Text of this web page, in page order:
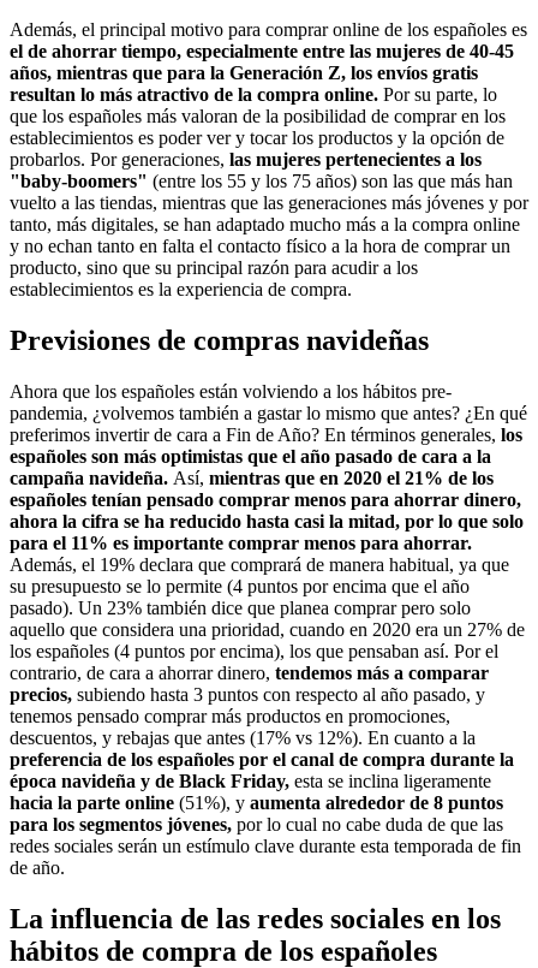
Además, el principal motivo para comprar online de los españoles es
el de ahorrar tiempo, especialmente entre las mujeres de 40-45
años, mientras que para la Generación Z, los envíos gratis
resultan lo más atractivo de la compra online. Por su parte, lo
que los españoles más valoran de la posibilidad de comprar en los
establecimientos es poder ver y tocar los productos y la opción de
probarlos. Por generaciones, las mujeres pertenecientes a los
"baby-boomers" (entre los 55 y los 75 años) son las que más han
vuelto a las tiendas, mientras que las generaciones más jóvenes y por
tanto, más digitales, se han adaptado mucho más a la compra online
y no echan tanto en falta el contacto físico a la hora de comprar un
producto, sino que su principal razón para acudir a los
establecimientos es la experiencia de compra.
Previsiones de compras navideñas
Ahora que los españoles están volviendo a los hábitos pre-
pandemia, ¿volvemos también a gastar lo mismo que antes? ¿En qué
preferimos invertir de cara a Fin de Año? En términos generales, los
españoles son más optimistas que el año pasado de cara a la
campaña navideña. Así, mientras que en 2020 el 21% de los
españoles tenían pensado comprar menos para ahorrar dinero,
ahora la cifra se ha reducido hasta casi la mitad, por lo que solo
para el 11% es importante comprar menos para ahorrar.
Además, el 19% declara que comprará de manera habitual, ya que
su presupuesto se lo permite (4 puntos por encima que el año
pasado). Un 23% también dice que planea comprar pero solo
aquello que considera una prioridad, cuando en 2020 era un 27% de
los españoles (4 puntos por encima), los que pensaban así. Por el
contrario, de cara a ahorrar dinero, tendemos más a comparar
precios, subiendo hasta 3 puntos con respecto al año pasado, y
tenemos pensado comprar más productos en promociones,
descuentos, y rebajas que antes (17% vs 12%). En cuanto a la
preferencia de los españoles por el canal de compra durante la
época navideña y de Black Friday, esta se inclina ligeramente
hacia la parte online (51%), y aumenta alrededor de 8 puntos
para los segmentos jóvenes, por lo cual no cabe duda de que las
redes sociales serán un estímulo clave durante esta temporada de fin
de año.
La influencia de las redes sociales en los
hábitos de compra de los españoles